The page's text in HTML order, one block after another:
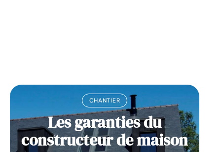
CHANTIER
Les garanties du
constructeur de maison